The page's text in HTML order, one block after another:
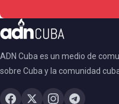
ADN Cuba es un medio de
sobre Cuba y la comunidad